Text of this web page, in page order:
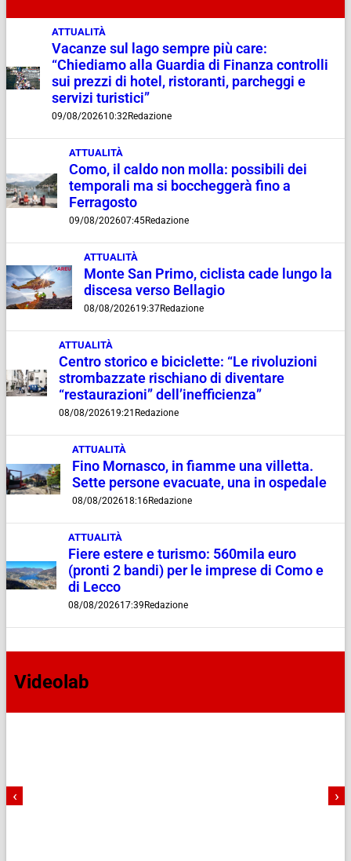
ATTUALITÀ
Vacanze sul lago sempre più care:
“Chiediamo alla Guardia di Finanza controlli
sui prezzi di hotel, ristoranti, parcheggi e
servizi turistici”
09/08/202610:32Redazione
ATTUALITÀ
Como, il caldo non molla: possibili dei
temporali ma si boccheggerà fino a
Ferragosto
09/08/202607:45Redazione
ATTUALITÀ
Monte San Primo, ciclista cade lungo la
discesa verso Bellagio
08/08/202619:37Redazione
ATTUALITÀ
Centro storico e biciclette: “Le rivoluzioni
strombazzate rischiano di diventare
“restaurazioni” dell’inefficienza”
08/08/202619:21 Redazione
ATTUALITÀ
Fino Mornasco, in fiamme una villetta.
Sette persone evacuate, una in ospedale
08/08/202618:16Redazione
ATTUALITÀ
Fiere estere e turismo: 560mila euro
(pronti 2 bandi) per le imprese di Como e
di Lecco
08/08/202617:39 Redazione
Videolab
‹ ›